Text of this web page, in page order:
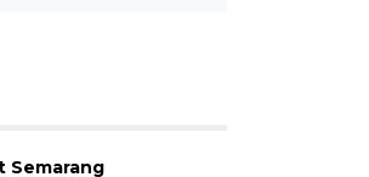
Semarang